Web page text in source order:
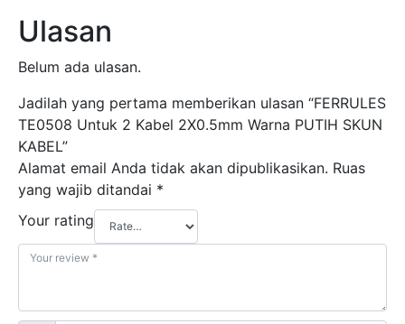
Ulasan
Belum ada ulasan.
Jadilah yang pertama memberikan ulasan “FERRULES
TE0508 Untuk 2 Kabel 2X0.5mm Warna PUTIH SKUN
KABEL”
Alamat email Anda tidak akan dipublikasikan. Ruas
yang wajib ditandai *
Your rating